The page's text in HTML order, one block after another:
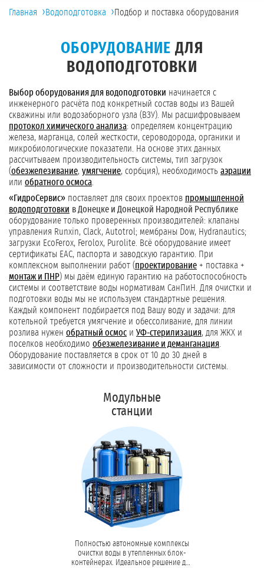
Главная ›Водоподготовка ›Подбор и поставка оборудования
ОБОРУДОВАНИЕ ДЛЯ
ВОДОПОДГОТОВКИ
Выбор оборудования для водоподготовки начинается с
инженерного расчёта под конкретный состав воды из Вашей
скважины или водозаборного узла (ВЗУ). Мы расшифровываем
протокол химического анализа: определяем концентрацию
железа, марганца, солей жесткости, сероводорода, органики и
микробиологические показатели. На основе этих данных
рассчитываем производительность системы, тип загрузок
(обезжелезивание, умягчение, сорбция), необходимость аэрации
или обратного осмоса
«ГидроСервис» поставляет для своих проектов промышленной
водоподготовки в Донецке и Донецкой Народной Республике
оборудование только проверенных производителей: клапаны
управления Runxin, Clack, Autotrol; мембраны Dow, Hydranautics;
загрузки EcoFerox, Ferolox, Purolite. Всё оборудование имеет
сертификаты ЕАС, паспорта и заводскую гарантию. При
комплексном выполнении работ (проектирование + поставка +
монтаж и ПНР) мы даём единую гарантию на работоспособность
системы и соответствие воды нормативам СанПиН. Для очистки и
подготовки воды мы не используем стандартные решения.
Каждый компонент подбирается под Вашу воду и задачи: для
котельной требуется умягчение и обессоливание, для линии
розлива нужен обратный осмос и УФ-стерилизация, для ЖКХ и
поселков необходимо обезжелезивание и деманганация
Оборудование поставляется в срок от 10 до 30 дней в
зависимости от сложности и производительности системы.
Модульные
станции
Полностью автономные комплексы
очистки воды в утепленных блок-
контейнерах. Идеальное решение для